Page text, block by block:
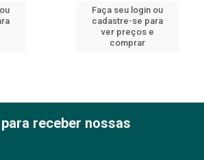
Faça seu login ou
cadastre-se para
ver preços e
comprar
receber nossas